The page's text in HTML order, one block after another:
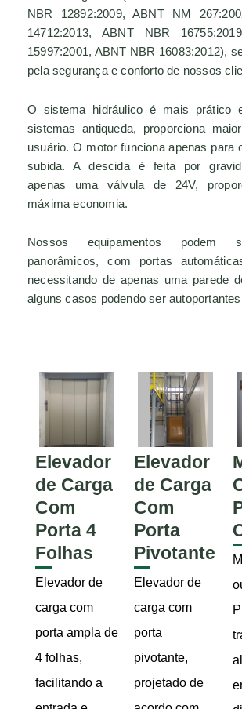
NBR 12892:2009, ABNT NM
14712:2013, ABNT NBR
15997:2001, ABNT NBR 16083:2012),
pela segurança e conforto de nossos
O sistema hidráulico é mais prático
sistemas antiqueda, proporciona
usuário. O motor funciona apenas para
subida. A descida é feita por
apenas uma válvula de 24V,
máxima economia.
Nossos equipamentos podem
panorâmicos, com portas
necessitando de apenas uma parede
alguns casos podendo ser
Elevador
de Carga
Com
Porta 4
Folhas
Elevador de
carga com
porta ampla de
4 folhas,
facilitando a
Elevador
de Carga
Com
Porta
Pivotante
Elevador de
carga com
porta
pivotante,
projetado de